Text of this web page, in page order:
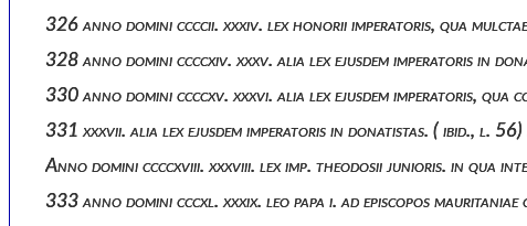
326 anno domini ccccii. xxxiv. lex honorii imperatoris, qua
328 anno domini ccccxiv. xxxv. alia lex ejusdem imperatoris in
330 anno domini ccccxv. xxxvi. alia lex ejusdem imperatoris,
331 xxxvii. alia lex ejusdem imperatoris in donatistas. ( ibid., l.
Anno domini ccccxviii. xxxviii. lex imp. theodosii junioris. in qua
333 anno domini cccxl. xxxix. leo papa i. ad episcopos mauritaniae